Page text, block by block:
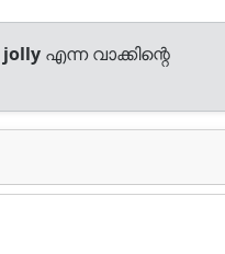
jolly എന്ന വാക്കിന്റെ